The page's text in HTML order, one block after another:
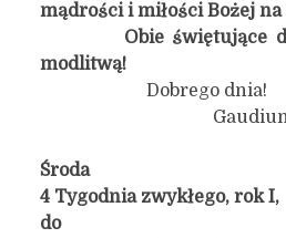
mądrości i miłości Bożej
Obie świętujące
modlitwą!
Dobrego dnia!
Gaudium et
Środa
4 Tygodnia zwykłego, rok I,
do